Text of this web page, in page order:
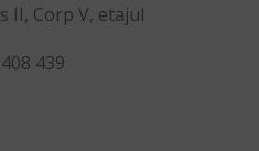
II, Corp V, etajul
439